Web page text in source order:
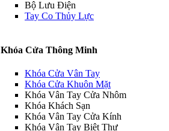
Bộ Lưu Điện
Tay Co Thủy Lực
Khóa Cửa Thông Minh
Khóa Cửa Vân Tay
Khóa Cửa Khuôn Mặt
Khóa Vân Tay Cửa Nhôm
Khóa Khách Sạn
Khóa Vân Tay Cửa Kính
Khóa Vân Tay Biệt Thự